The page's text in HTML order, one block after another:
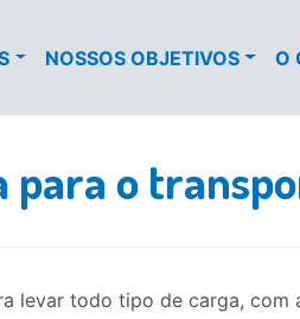
NOSSOS OBJETIVOS O
para o
levar todo tipo de carga,